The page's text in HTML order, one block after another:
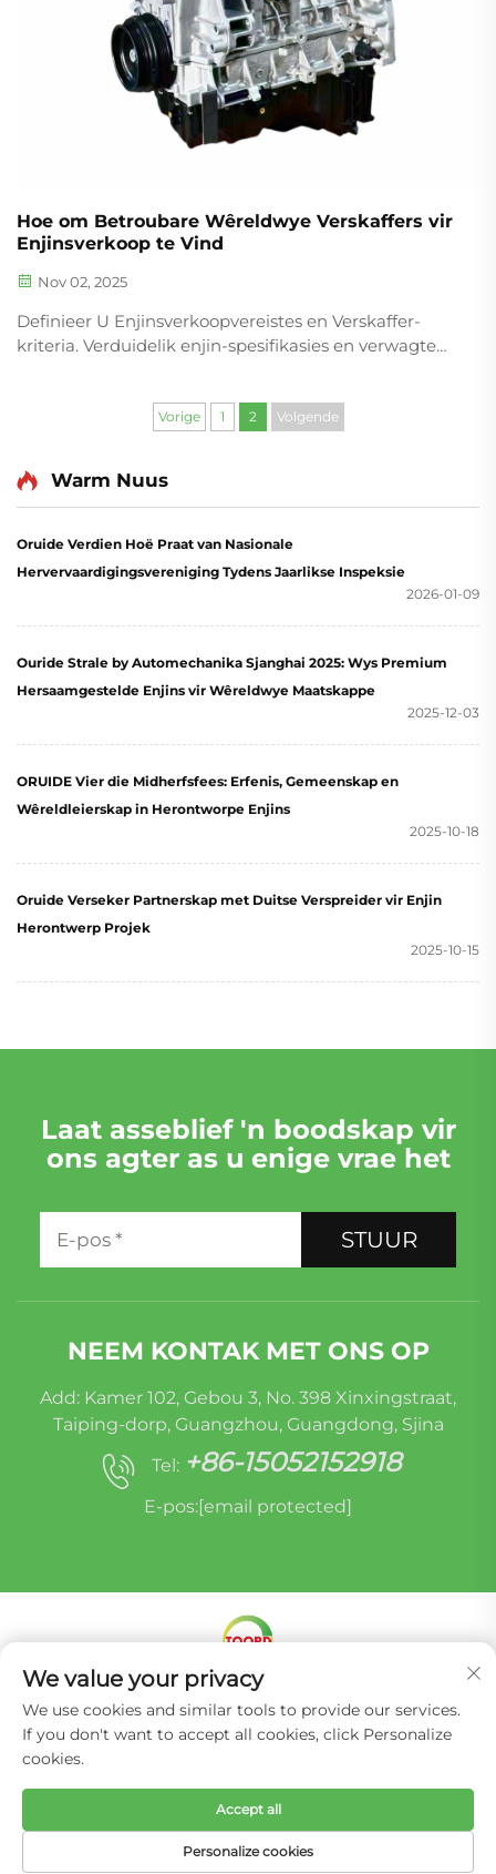
Hoe om Betroubare Wêreldwye Verskaffers vir
Enjinsverkoop te Vind
Nov 02, 2025
Definieer U Enjinsverkoopvereistes en Verskaffer-
kriteria. Verduidelik enjin-spesifikasies en verwagte
oor dinge soos kraguitset gemeet in kilowatt, ...
Vorige 1 2 Volgende
Warm Nuus
Oruide Verdien Hoë Praat van Nasionale
Hervervaardigingsvereniging Tydens Jaarlikse Inspeksie
2026-01-09
Ouride Strale by Automechanika Sjanghai 2025: Wys Premium
Hersaamgestelde Enjins vir Wêreldwye Maatskappe
2025-12-03
ORUIDE Vier die Midherfsfees: Erfenis, Gemeenskap en
Wêreldleierskap in Herontworpe Enjins
2025-10-18
Oruide Verseker Partnerskap met Duitse Verspreider vir Enjin
Herontwerp Projek
2025-10-15
Laat asseblief 'n boodskap vir
ons agter as u enige vrae het
STUUR
NEEM KONTAK MET ONS OP
Add: Kamer 102, Gebou 3, No. 398 Xinxingstraat,
Taiping-dorp, Guangzhou, Guangdong, Sjina
Tel: +86-15052152918
E-pos:[email protected]
Kopiereg © Miracle Oruide (Guangzhou) Outodele
Herontwikkelings (Edms) Bpk. - Privatheidbeleid
We value your privacy
We use cookies and similar tools to provide our services.
If you don't want to accept all cookies, click Personalize
cookies.
Personalize cookies
Accept all